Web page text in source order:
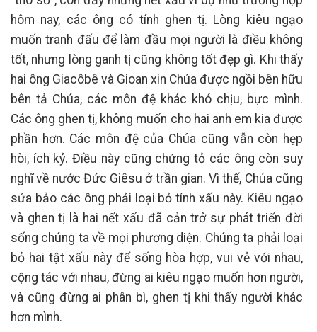
hôm nay, các ông có tính ghen tị. Lòng kiêu ngạo
muốn tranh đấu để làm đầu mọi người là điều không
tốt, nhưng lòng ganh tị cũng không tốt đẹp gì. Khi thấy
hai ông Giacôbê và Gioan xin Chúa được ngồi bên hữu
bên tả Chúa, các môn đệ khác khó chịu, bực mình.
Các ông ghen tị, không muốn cho hai anh em kia được
phần hơn. Các môn đệ của Chúa cũng vẫn còn hẹp
hòi, ích kỷ. Điều này cũng chứng tỏ các ông còn suy
nghĩ về nước Đức Giêsu ở trần gian. Vì thế, Chúa cũng
sửa bảo các ông phải loại bỏ tính xấu này. Kiêu ngạo
và ghen tị là hai nết xấu đã cản trở sự phát triển đời
sống chúng ta về mọi phương diện. Chúng ta phải loại
bỏ hai tật xấu này để sống hòa hợp, vui vẻ với nhau,
cộng tác với nhau, đừng ai kiêu ngạo muốn hơn người,
và cũng đừng ai phân bì, ghen tị khi thấy người khác
hơn mình.